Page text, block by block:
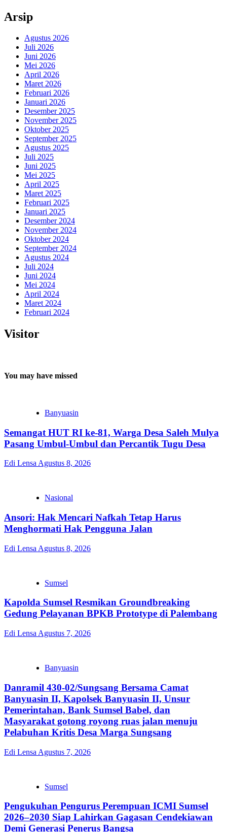
Arsip
Agustus 2026
Juli 2026
Juni 2026
Mei 2026
April 2026
Maret 2026
Februari 2026
Januari 2026
Desember 2025
November 2025
Oktober 2025
September 2025
Agustus 2025
Juli 2025
Juni 2025
Mei 2025
April 2025
Maret 2025
Februari 2025
Januari 2025
Desember 2024
November 2024
Oktober 2024
September 2024
Agustus 2024
Juli 2024
Juni 2024
Mei 2024
April 2024
Maret 2024
Februari 2024
Visitor
You may have missed
Banyuasin
Semangat HUT RI ke-81, Warga Desa Saleh Mulya
Pasang Umbul-Umbul dan Percantik Tugu Desa
Edi Lensa Agustus 8, 2026
Nasional
Ansori: Hak Mencari Nafkah Tetap Harus
Menghormati Hak Pengguna Jalan
Edi Lensa Agustus 8, 2026
Sumsel
Kapolda Sumsel Resmikan Groundbreaking
Gedung Pelayanan BPKB Prototype di Palembang
Edi Lensa Agustus 7, 2026
Banyuasin
Danramil 430-02/Sungsang Bersama Camat
Banyuasin II, Kapolsek Banyuasin II, Unsur
Pemerintahan, Bank Sumsel Babel, dan
Masyarakat gotong royong ruas jalan menuju
Pelabuhan Kritis Desa Marga Sungsang
Edi Lensa Agustus 7, 2026
Sumsel
Pengukuhan Pengurus Perempuan ICMI Sumsel
2026–2030 Siap Lahirkan Gagasan Cendekiawan
Demi Generasi Penerus Bangsa